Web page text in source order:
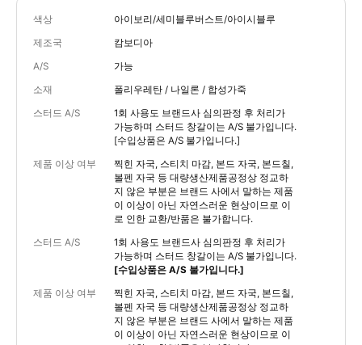
색상 아이보리/세미블루버스트/아이시블루
제조국 캄보디아
A/S 가능
소재 폴리우레탄 / 나일론 / 합성가죽
스터드 A/S
1회 사용도 브랜드사 심의판정 후 처리가
가능하며 스터드 창갈이는 A/S 불가입니다.
[수입상품은 A/S 불가입니다.]
제품 이상 여부
찍힌 자국, 스티치 마감, 본드 자국, 본드칠,
볼펜 자국 등 대량생산제품공정상 정교하
지 않은 부분은 브랜드 사에서 말하는 제품
이 이상이 아닌 자연스러운 현상이므로 이
로 인한 교환/반품은 불가합니다.
스터드 A/S
1회 사용도 브랜드사 심의판정 후 처리가
가능하며 스터드 창갈이는 A/S 불가입니다.
[수입상품은 A/S 불가입니다.]
제품 이상 여부
찍힌 자국, 스티치 마감, 본드 자국, 본드칠,
볼펜 자국 등 대량생산제품공정상 정교하
지 않은 부분은 브랜드 사에서 말하는 제품
이 이상이 아닌 자연스러운 현상이므로 이